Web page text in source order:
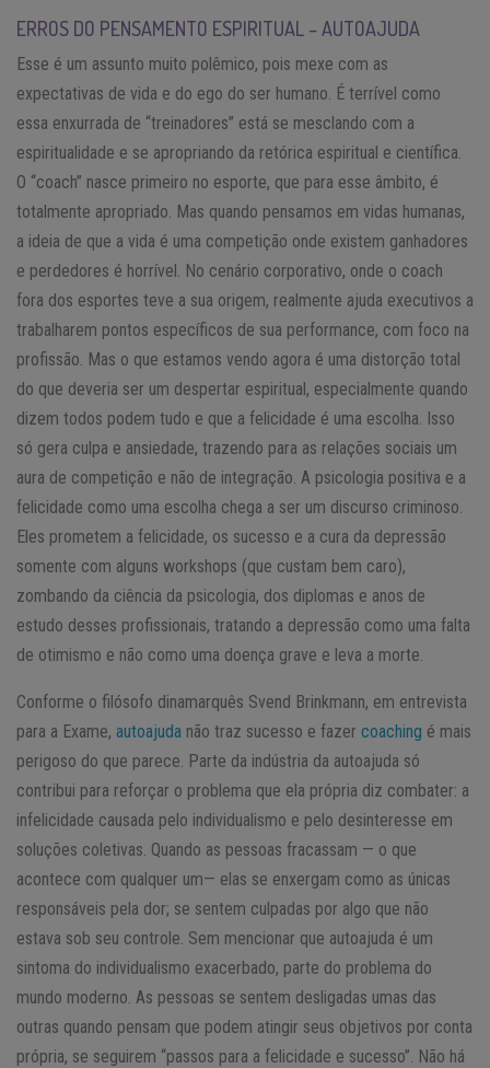
ERROS DO PENSAMENTO ESPIRITUAL – AUTOAJUDA
Esse é um assunto muito polêmico, pois mexe com as
expectativas de vida e do ego do ser humano. É terrível como
essa enxurrada de “treinadores” está se mesclando com a
espiritualidade e se apropriando da retórica espiritual e científica.
O “coach” nasce primeiro no esporte, que para esse âmbito, é
totalmente apropriado. Mas quando pensamos em vidas humanas,
a ideia de que a vida é uma competição onde existem ganhadores
e perdedores é horrível. No cenário corporativo, onde o coach
fora dos esportes teve a sua origem, realmente ajuda executivos a
trabalharem pontos específicos de sua performance, com foco na
profissão. Mas o que estamos vendo agora é uma distorção total
do que deveria ser um despertar espiritual, especialmente quando
dizem todos podem tudo e que a felicidade é uma escolha. Isso
só gera culpa e ansiedade, trazendo para as relações sociais um
aura de competição e não de integração. A psicologia positiva e a
felicidade como uma escolha chega a ser um discurso criminoso.
Eles prometem a felicidade, os sucesso e a cura da depressão
somente com alguns workshops (que custam bem caro),
zombando da ciência da psicologia, dos diplomas e anos de
estudo desses profissionais, tratando a depressão como uma falta
de otimismo e não como uma doença grave e leva a morte.
Conforme o filósofo dinamarquês Svend Brinkmann, em entrevista
para a Exame, autoajuda não traz sucesso e fazer coaching é mais
perigoso do que parece. Parte da indústria da autoajuda só
contribui para reforçar o problema que ela própria diz combater: a
infelicidade causada pelo individualismo e pelo desinteresse em
soluções coletivas. Quando as pessoas fracassam — o que
acontece com qualquer um— elas se enxergam como as únicas
responsáveis pela dor; se sentem culpadas por algo que não
estava sob seu controle. Sem mencionar que autoajuda é um
sintoma do individualismo exacerbado, parte do problema do
mundo moderno. As pessoas se sentem desligadas umas das
outras quando pensam que podem atingir seus objetivos por conta
própria, se seguirem “passos para a felicidade e sucesso”. Não há